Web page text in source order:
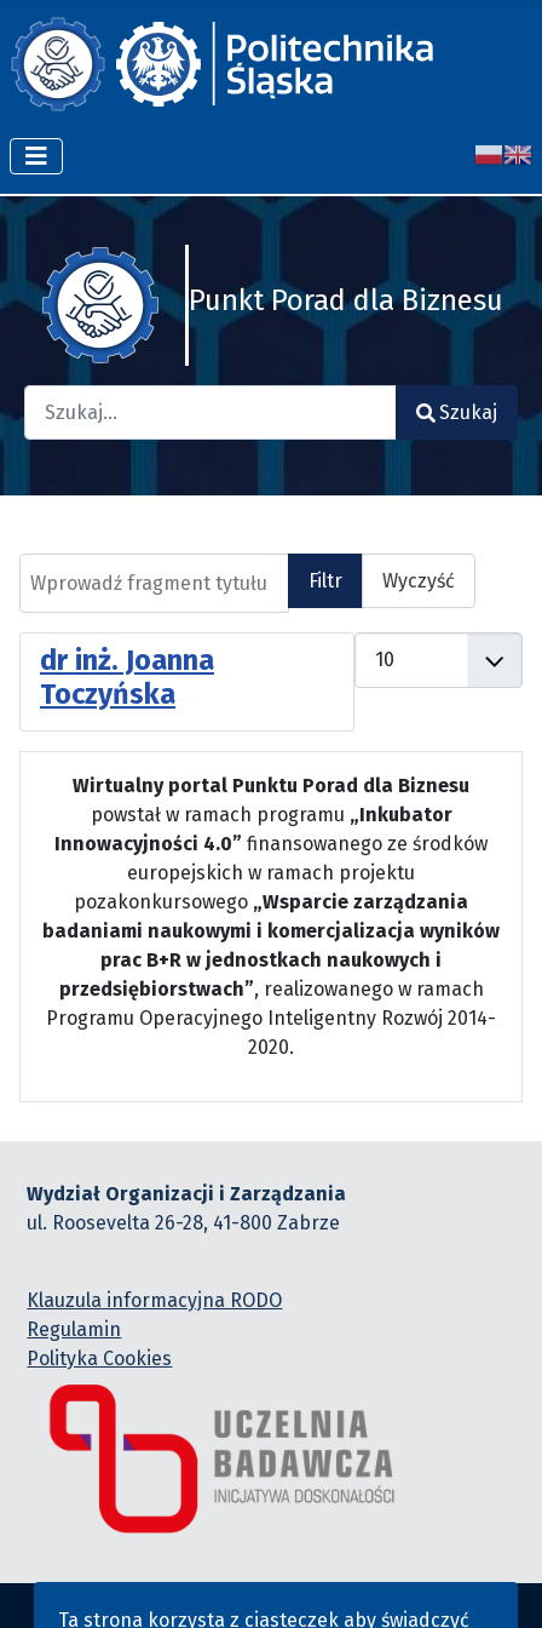
Punkt Porad dla Biznesu
Szukaj
Filtr Wyczyść
dr inż. Joanna
Toczyńska
Wirtualny portal Punktu Porad dla Biznesu
powstał w ramach programu „Inkubator
Innowacyjności 4.0” finansowanego ze środków
europejskich w ramach projektu
pozakonkursowego „Wsparcie zarządzania
badaniami naukowymi i komercjalizacja wyników
prac B+R w jednostkach naukowych i
przedsiębiorstwach”, realizowanego w ramach
Programu Operacyjnego Inteligentny Rozwój 2014-
2020.
Wydział Organizacji i Zarządzania
ul. Roosevelta 26-28, 41-800 Zabrze
Klauzula informacyjna RODO
Regulamin
Polityka Cookies
Ta strona korzysta z ciasteczek aby świadczyć